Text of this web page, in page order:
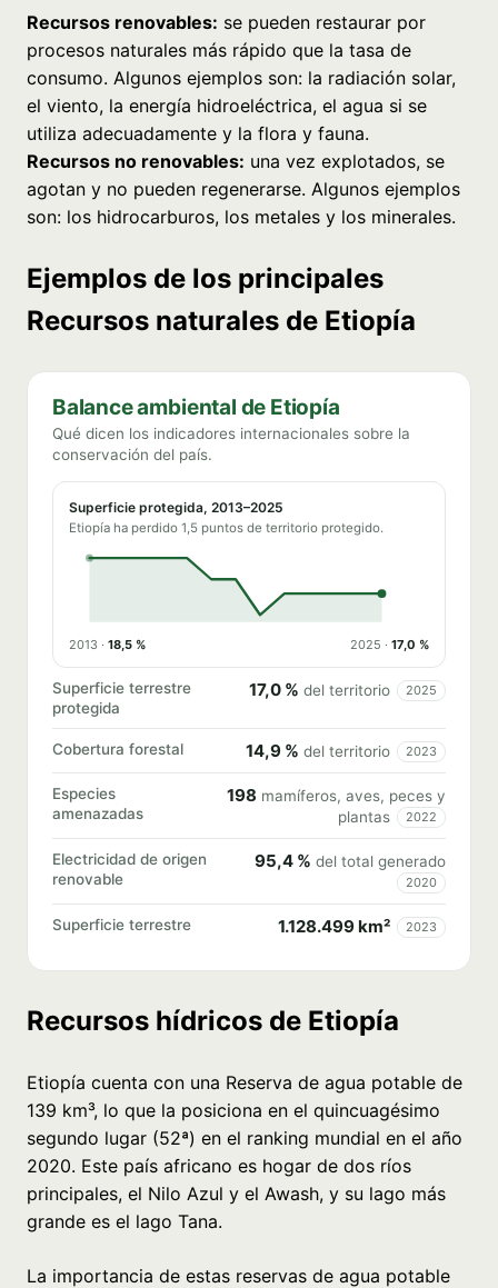
Recursos renovables: se pueden restaurar por
procesos naturales más rápido que la tasa de
consumo. Algunos ejemplos son: la radiación solar,
el viento, la energía hidroeléctrica, el agua si se
utiliza adecuadamente y la flora y fauna.
Recursos no renovables: una vez explotados, se
agotan y no pueden regenerarse. Algunos ejemplos
son: los hidrocarburos, los metales y los minerales.
Ejemplos de los principales
Recursos naturales de Etiopía
Balance ambiental de Etiopía
Qué dicen los indicadores internacionales sobre la
conservación del país.
Superficie protegida, 2013–2025
Etiopía ha perdido 1,5 puntos de territorio protegido.
2013 · 18,5 % 2025 · 17,0 %
Superficie terrestre
protegida
17,0 % del territorio 2025
Cobertura forestal 14,9 % del territorio 2023
Especies
amenazadas
198 mamíferos, aves, peces y
plantas
2022
Electricidad de origen
renovable
95,4 % del total generado
2020
Superficie terrestre 1.128.499 km² 2023
Recursos hídricos de Etiopía
Etiopía cuenta con una Reserva de agua potable de
139 km³, lo que la posiciona en el quincuagésimo
segundo lugar (52ª) en el ranking mundial en el año
2020. Este país africano es hogar de dos ríos
principales, el Nilo Azul y el Awash, y su lago más
grande es el lago Tana.
La importancia de estas reservas de agua potable